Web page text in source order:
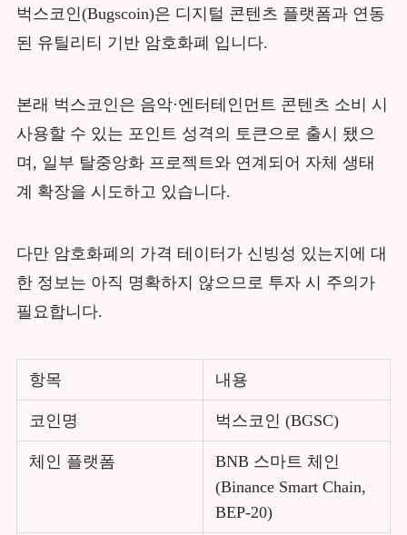
벅스코인(Bugscoin)은 디지털 콘텐츠 플랫폼과 연동
된 유틸리티 기반 암호화폐 입니다.
본래 벅스코인은 음악·엔터테인먼트 콘텐츠 소비 시
사용할 수 있는 포인트 성격의 토큰으로 출시 됐으
며, 일부 탈중앙화 프로젝트와 연계되어 자체 생태
계 확장을 시도하고 있습니다.
다만 암호화폐의 가격 테이터가 신빙성 있는지에 대
한 정보는 아직 명확하지 않으므로 투자 시 주의가
필요합니다.
항목 내용
코인명 벅스코인 (BGSC)
체인 플랫폼
BNB 스마트 체인
(Binance Smart Chain,
BEP-20)